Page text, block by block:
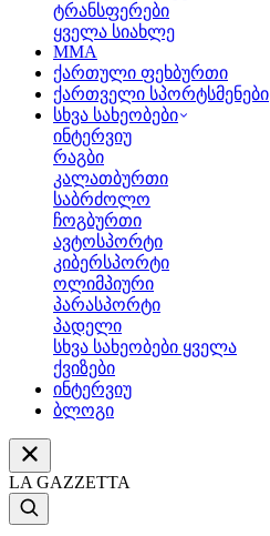
ტრანსფერები
ყველა სიახლე
MMA
ქართული ფეხბურთი
ქართველი სპორტსმენები
სხვა სახეობები
ინტერვიუ
რაგბი
კალათბურთი
საბრძოლო
ჩოგბურთი
ავტოსპორტი
კიბერსპორტი
ოლიმპიური
პარასპორტი
პადელი
სხვა სახეობები ყველა
ქვიზები
ინტერვიუ
ბლოგი
LA GAZZETTA